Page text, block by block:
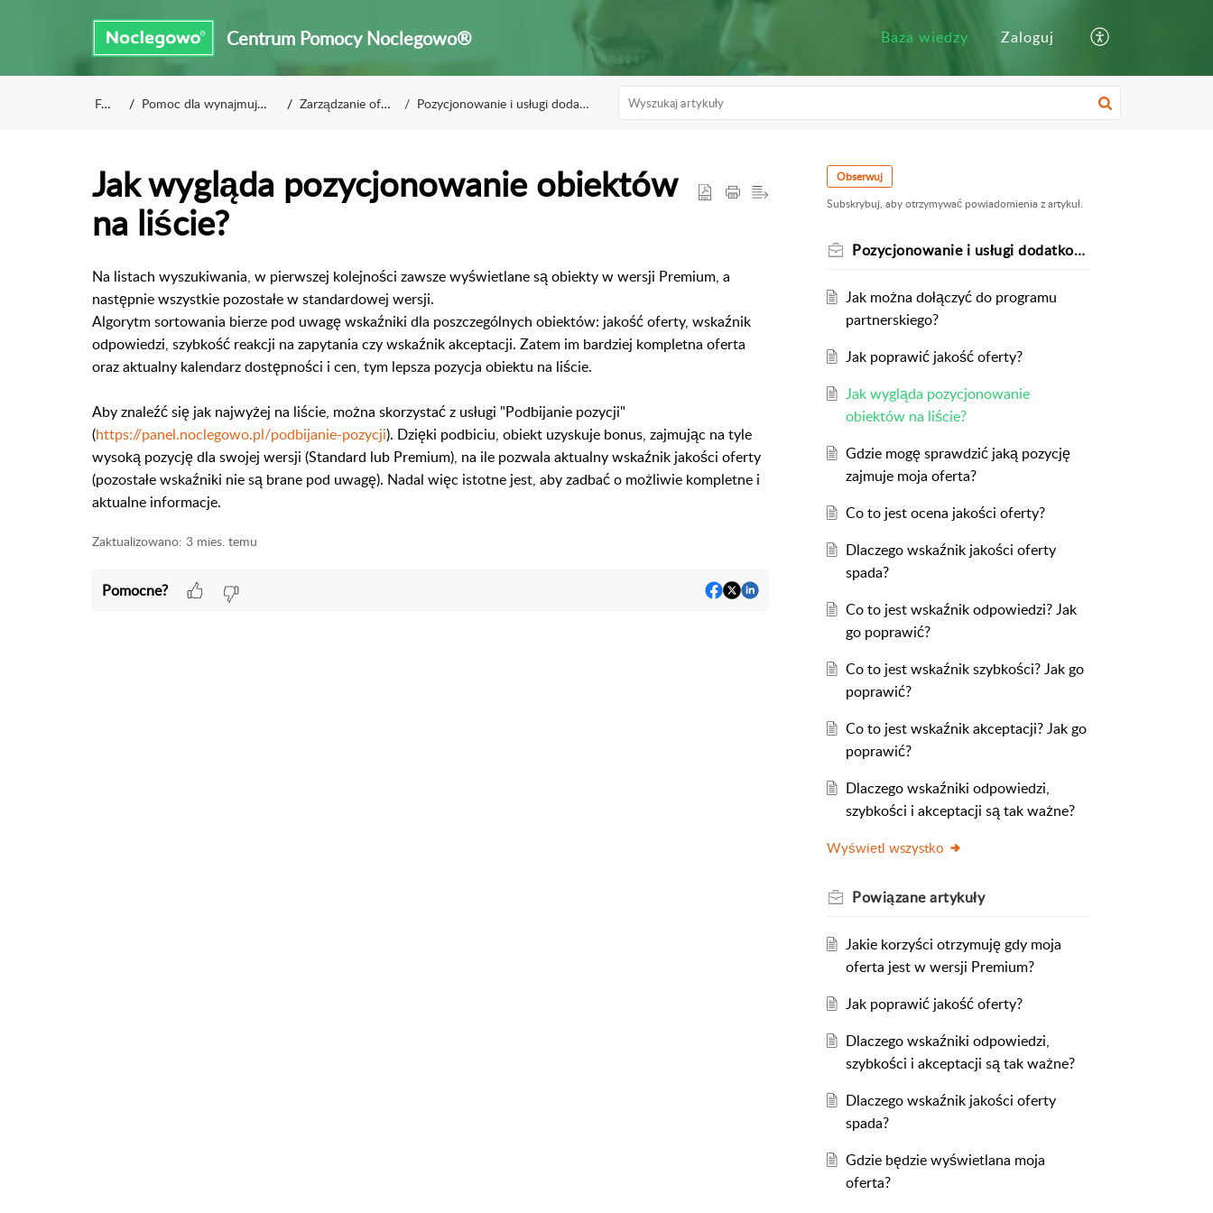
Centrum Pomocy Noclegowo® Baza wiedzy Zaloguj
FAQ Pomoc dla wynajmujących Zarządzanie ofertą Pozycjonowanie i usługi dodatkowe
Jak wygląda pozycjonowanie obiektów
na liście?
Na listach wyszukiwania, w pierwszej kolejności zawsze wyświetlane są obiekty w wersji Premium, a
następnie wszystkie pozostałe w standardowej wersji.
Algorytm sortowania bierze pod uwagęwskaźniki dla poszczególnych obiektów: jakość oferty, wskaźnik
odpowiedzi, szybkość reakcji na zapytania czy wskaźnik akceptacji. Zatem im bardziej kompletna oferta
oraz aktualny kalendarz dostępności i cen, tym lepsza pozycja obiektu na liście.
Aby znaleźć się jak najwyżej na liście, można skorzystać z usługi "Podbijanie pozycji"
(https://panel.noclegowo.pl/podbijanie-pozycji). Dzięki podbiciu, obiekt uzyskuje bonus, zajmując na tyle
wysoką pozycję dla swojej wersji (Standard lub Premium), na ile pozwala aktualny wskaźnik jakości oferty
(pozostałe wskaźniki nie są brane pod uwagę). Nadal więc istotne jest, aby zadbać o możliwie kompletne i
aktualne informacje.
Zaktualizowano: 3 mies. temu
Pomocne?
Obserwuj
Subskrybuj, aby otrzymywać powiadomienia z artykuł.
Pozycjonowanie i usługi dodatkowe
Jak można dołączyć do programu
partnerskiego?
Jak poprawić jakość oferty?
Jak wygląda pozycjonowanie
obiektów na liście?
Gdzie mogę sprawdzić jaką pozycję
zajmuje moja oferta?
Co to jest ocena jakości oferty?
Dlaczego wskaźnik jakości oferty
spada?
Co to jest wskaźnik odpowiedzi? Jak
go poprawić?
Co to jest wskaźnik szybkości? Jak go
poprawić?
Co to jest wskaźnik akceptacji? Jak go
poprawić?
Dlaczego wskaźniki odpowiedzi,
szybkości i akceptacji są tak ważne?
Wyświetl wszystko
Powiązaneartykuły
Jakie korzyści otrzymuję gdy moja
oferta jest w wersji Premium?
Jak poprawić jakość oferty?
Dlaczego wskaźniki odpowiedzi,
szybkości i akceptacji są tak ważne?
Dlaczego wskaźnik jakości oferty
spada?
Gdzie będzie wyświetlana moja
oferta?